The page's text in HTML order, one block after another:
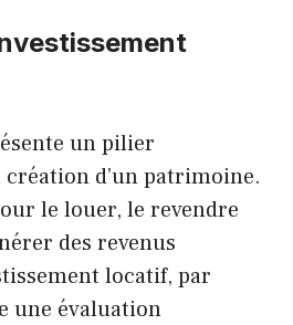
un pilier
d’un patrimoine.
le louer, le revendre
des revenus
locatif, par
une évaluation